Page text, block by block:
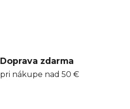
Doprava zdarma
pri nákupe nad 50 €